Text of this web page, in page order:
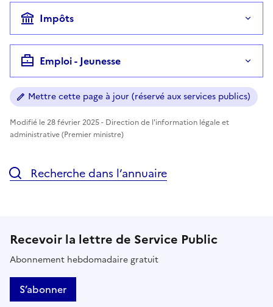
Impôts
Emploi - Jeunesse
Mettre cette page à jour (réservé aux services publics)
Modifié le 28 février 2025 - Direction de l'information légale et
administrative (Premier ministre)
Recherche dans l’annuaire
Recevoir la lettre de Service Public
Abonnement hebdomadaire gratuit
S’abonner